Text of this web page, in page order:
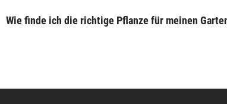
Wie finde ich die richtige Pflanze für meinen